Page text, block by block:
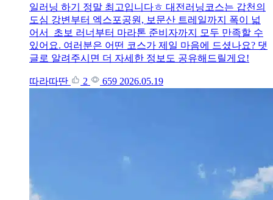
일러닝 하기 정말 최고입니다ㅎ 대전러닝코스는 갑천의
도심 강변부터 엑스포공원, 보문산 트레일까지 폭이 넓
어서 초보 러너부터 마라톤 준비자까지 모두 만족할 수
있어요. 여러분은 어떤 코스가 제일 마음에 드셨나요? 댓
글로 알려주시면 더 자세한 정보도 공유해드릴게요!
따라따딴 2 659 2026.05.19